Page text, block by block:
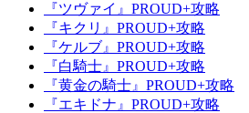
『ツヴァイ』PROUD+攻略
『キクリ』PROUD+攻略
『ケルブ』PROUD+攻略
『白騎士』PROUD+攻略
『黄金の騎士』PROUD+攻略
『エキドナ』PROUD+攻略